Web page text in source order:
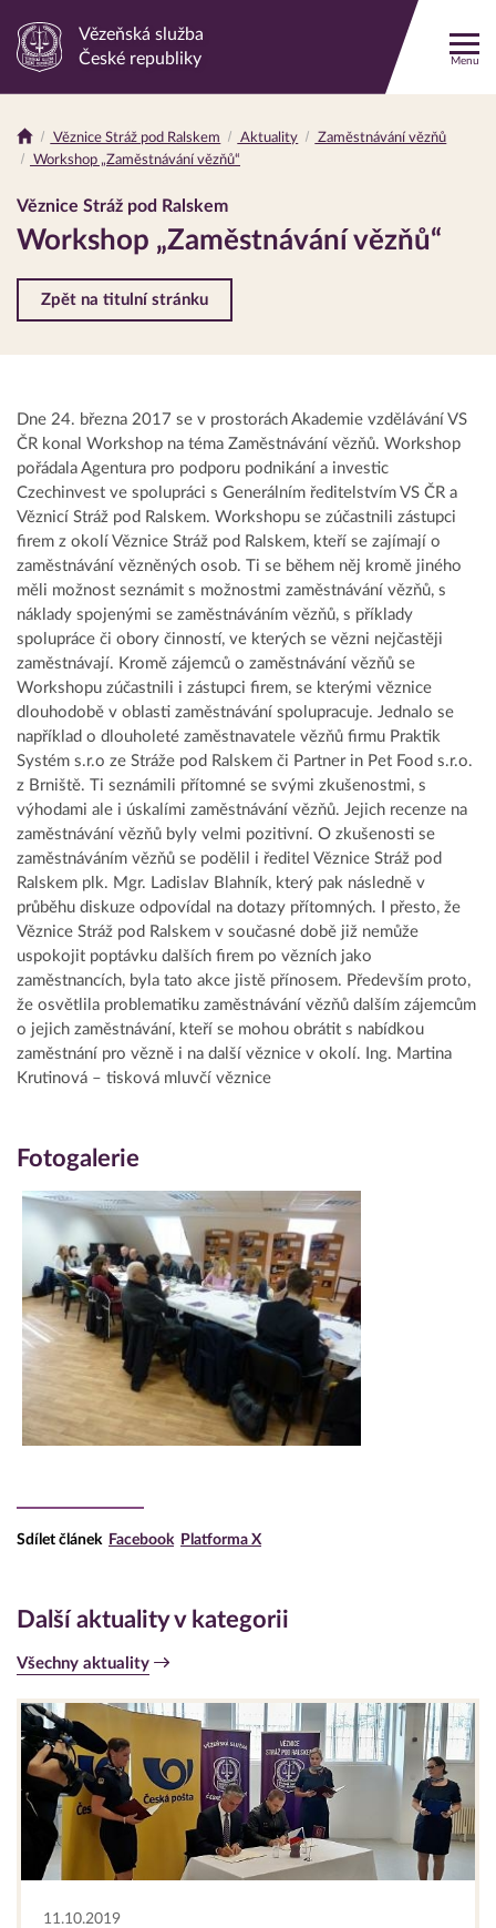
Odkaz
stránku
Vězeňská služba
České republiky
Menu
Drobečková
Věznice Stráž pod Ralskem Aktuality
Zaměstnávání vězňů
Workshop „Zaměstnávání vězňů“
Věznice Stráž pod Ralskem
Workshop „Zaměstnávání vězňů“
Zpět na titulní stránku
Dne 24. března 2017 se v prostorách Akademie vzdělávání VS
ČR konal Workshop na téma Zaměstnávání vězňů. Workshop
pořádala Agentura pro podporu podnikání a investic
Czechinvest ve spolupráci s Generálním ředitelstvím VS ČR a
Věznicí Stráž pod Ralskem. Workshopu se zúčastnili zástupci
firem z okolí Věznice Stráž pod Ralskem, kteří se zajímají o
zaměstnávání vězněných osob. Ti se během něj kromě jiného
měli možnost seznámit s možnostmi zaměstnávání vězňů, s
náklady spojenými se zaměstnáváním vězňů, s příklady
spolupráce či obory činností, ve kterých se vězni nejčastěji
zaměstnávají. Kromě zájemců o zaměstnávání vězňů se
Workshopu zúčastnili i zástupci firem, se kterými věznice
dlouhodobě v oblasti zaměstnávání spolupracuje. Jednalo se
například o dlouholeté zaměstnavatele vězňů firmu Praktik
Systém s.r.o ze Stráže pod Ralskem či Partner in Pet Food s.r.o.
z Brniště. Ti seznámili přítomné se svými zkušenostmi, s
výhodami ale i úskalími zaměstnávání vězňů. Jejich recenze na
zaměstnávání vězňů byly velmi pozitivní. O zkušenosti se
zaměstnáváním vězňů se podělil i ředitel Věznice Stráž pod
Ralskem plk. Mgr. Ladislav Blahník, který pak následně v
průběhu diskuze odpovídal na dotazy přítomných. I přesto, že
Věznice Stráž pod Ralskem v současné době již nemůže
uspokojit poptávku dalších firem po vězních jako
zaměstnancích, byla tato akce jistě přínosem. Především proto,
že osvětlila problematiku zaměstnávání vězňů dalším zájemcům
o jejich zaměstnávání, kteří se mohou obrátit s nabídkou
zaměstnání pro vězně i na další věznice v okolí. Ing. Martina
Krutinová – tisková mluvčí věznice
Fotogalerie
Sdílet článek Facebook Platforma X
Další aktuality v kategorii
Všechny aktuality
11.10.2019